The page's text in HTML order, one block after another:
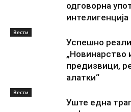
одговорна
Вести
Успешно
„Новинарство
предизвици,
алатки“
Вести
Уште една